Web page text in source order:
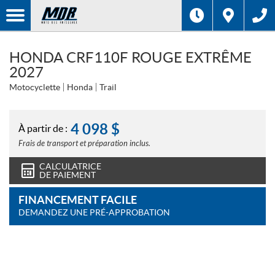
HONDA CRF110F ROUGE EXTRÊME
2027
Motocyclette Honda Trail
À partir de : 4 098 $
Frais de transport et préparation inclus.
CALCULATRICE
DE PAIEMENT
FINANCEMENT FACILE
DEMANDEZ UNE PRÉ-APPROBATION